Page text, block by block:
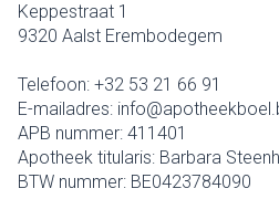
Keppestraat 1
9320 Aalst Erembodegem
Telefoon: +32 53 21 66 91
E-mailadres: info@
APB nummer: 411401
Apotheek titularis: Barbara
BTW nummer: BE0423784090